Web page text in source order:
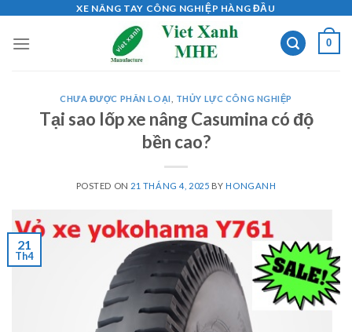
content
XE NÂNG TAY CÔNG NGHIỆP HÀNG ĐẦU
0
CHƯA ĐƯỢC PHÂN LOẠI THỦY LỰC CÔNG NGHIỆP
Tại sao lốp xe nâng Casumina có độ
bền cao?
POSTED ON 21 THÁNG 4, 2025 BYHONGANH
21
Th4